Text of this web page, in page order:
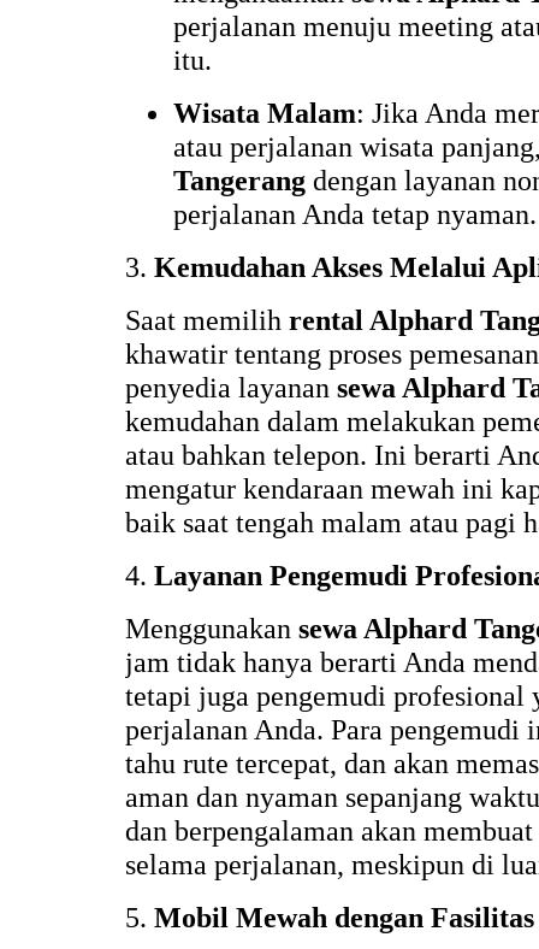
perjalanan menuju meeting
itu.
Wisata Malam: Jika Anda
atau perjalanan wisata
Tangerang dengan layanan
perjalanan Anda tetap nyaman.
3.Kemudahan Akses Melalui
Saat memilihrental Alphard
khawatir tentang proses
penyedia layanansewa Alphard
kemudahan dalam melakukan
atau bahkan telepon. Ini berarti
mengatur kendaraan mewah ini
baik saat tengah malam atau pagi
4.Layanan Pengemudi
Menggunakansewa Alphard
jam tidak hanya berarti Anda
tetapi juga pengemudi profesional
perjalanan Anda. Para
tahu rute tercepat, dan akan
aman dan nyaman sepanjang
dan berpengalaman akan
selama perjalanan, meskipun di
5.Mobil Mewah dengan